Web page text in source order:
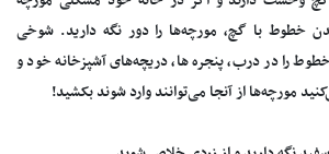
خطوط با گچ، مورچه‌ها را دور نگه دارید. شوخی
را در درب، پنجره ها، دریچه‌های آشپزخانه خود و
مورچه‌ها از آنجا می‌توانند وارد شوند بکشید!